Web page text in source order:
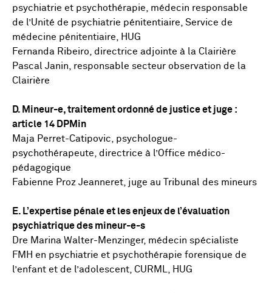
psychiatrie et psychothérapie, médecin responsable
de l’Unité de psychiatrie pénitentiaire, Service de
médecine pénitentiaire, HUG
Fernanda Ribeiro, directrice adjointe à la Clairière
Pascal Janin, responsable secteur observation de la
Clairière
D. Mineur-e, traitement ordonné de justice et juge :
article 14 DPMin
Maja Perret-Catipovic, psychologue-
psychothérapeute, directrice à l’Office médico-
pédagogique
Fabienne Proz Jeanneret, juge au Tribunal des mineurs
E. L’expertise pénale et les enjeux de l’évaluation
psychiatrique des mineur-e-s
Dre Marina Walter-Menzinger, médecin spécialiste
FMH en psychiatrie et psychothérapie forensique de
l’enfant et de l’adolescent, CURML, HUG